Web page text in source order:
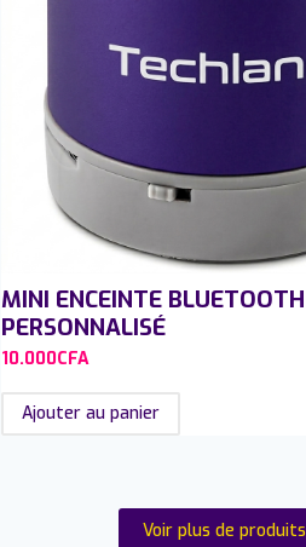
MINI ENCEINTE BLUETOOTH
PERSONNALISÉ
10.000CFA
Ajouter au panier
Voir plus de produits